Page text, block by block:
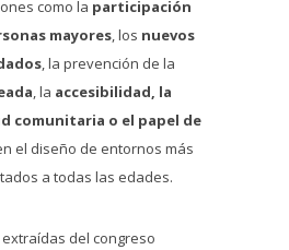
como la participación
mayores, los nuevos
, la prevención de la
, la accesibilidad, la
comunitaria o el papel de
el diseño de entornos más
a todas las edades.
del congreso